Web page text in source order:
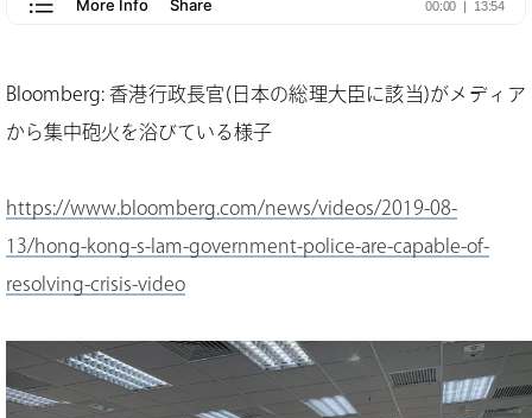
Bloomberg: 香港行政長官(日本の総理大臣に該当)がメディア
から集中砲火を浴びている様子
https://www.bloomberg.com/news/videos/2019-08-
13/hong-kong-s-lam-government-police-are-capable-of-
resolving-crisis-video